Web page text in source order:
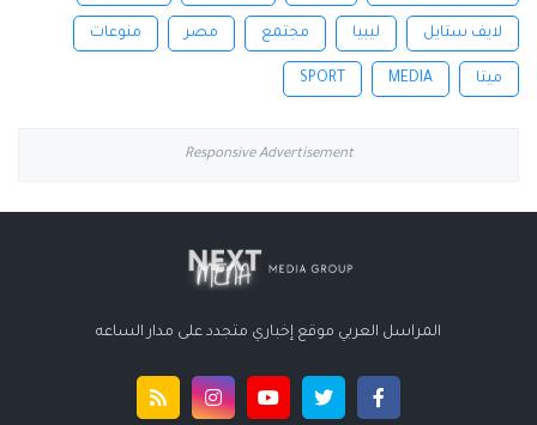
لايف ستايل ليبيا مجتمع مصر منوعات
ميتا MEDIA
SPORT
Responsive Advertisement
المراسل العربي موقع إخباري متجدد على مدار الساعه